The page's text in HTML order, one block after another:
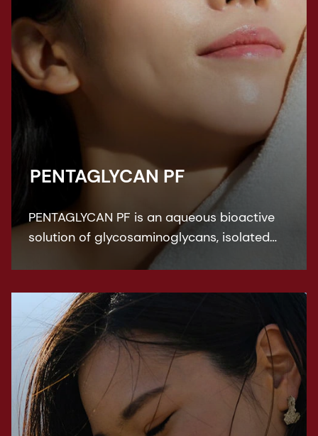
PENTAGLYCAN PF
PENTAGLYCAN PF is an aqueous bioactive
solution of glycosaminoglycans, isolated
from cartilaginous fish, and hyaluronic acid.
polysaccharide which imparts lubricity to
the skin surface, leading to smooth skin.